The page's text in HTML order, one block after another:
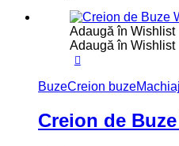
Adaugă în Wishlist
Adaugă în Wishlist
BuzeCreion buzeMachiaj
Creion de